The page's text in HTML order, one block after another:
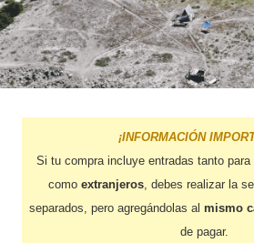
¡INFORMACIÓN
Si tu compra incluye entradas tanto para
como extranjeros, debes realizar la
separados, pero agregándolas al mismo
de pagar.